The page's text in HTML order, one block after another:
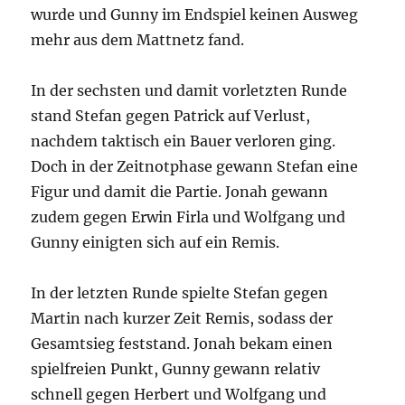
wurde und Gunny im Endspiel keinen Ausweg
mehr aus dem Mattnetz fand.
In der sechsten und damit vorletzten Runde
stand Stefan gegen Patrick auf Verlust,
nachdem taktisch ein Bauer verloren ging.
Doch in der Zeitnotphase gewann Stefan eine
Figur und damit die Partie. Jonah gewann
zudem gegen Erwin Firla und Wolfgang und
Gunny einigten sich auf ein Remis.
In der letzten Runde spielte Stefan gegen
Martin nach kurzer Zeit Remis, sodass der
Gesamtsieg feststand. Jonah bekam einen
spielfreien Punkt, Gunny gewann relativ
schnell gegen Herbert und Wolfgang und